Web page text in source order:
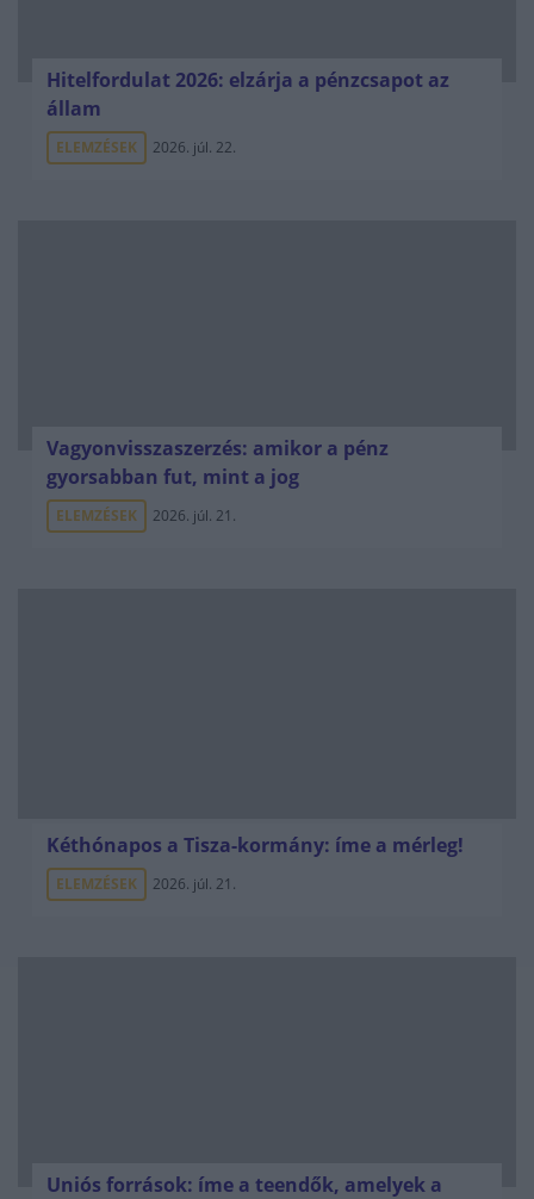
Hitelfordulat 2026: elzárja a pénzcsapot az
állam
ELEMZÉSEK 2026. júl. 22.
Vagyonvisszaszerzés: amikor a pénz
gyorsabban fut, mint a jog
ELEMZÉSEK 2026. júl. 21.
Kéthónapos a Tisza-kormány: íme a mérleg!
ELEMZÉSEK 2026. júl. 21.
Uniós források: íme a teendők, amelyek a